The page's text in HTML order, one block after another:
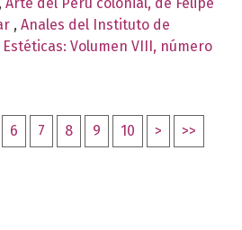
, Anales del Instituto de
Volumen VIII, número
6 7 8 9 10 > >>